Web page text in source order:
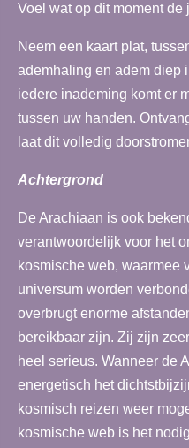
Voel wat op dit moment de
Neem een kaart plat,
ademhaling en adem diep
iedere inademing komt er
tussen uw handen.
laat dit volledig
Achtergrond
De Arachiaan is ook
verantwoordelijk voor het
kosmische web, waarmee
universum worden
overbrugt enorme
bereikbaar zijn. Zij zijn
heel serieus. Wanneer de
energetisch het
kosmisch reizen weer
kosmische web is het